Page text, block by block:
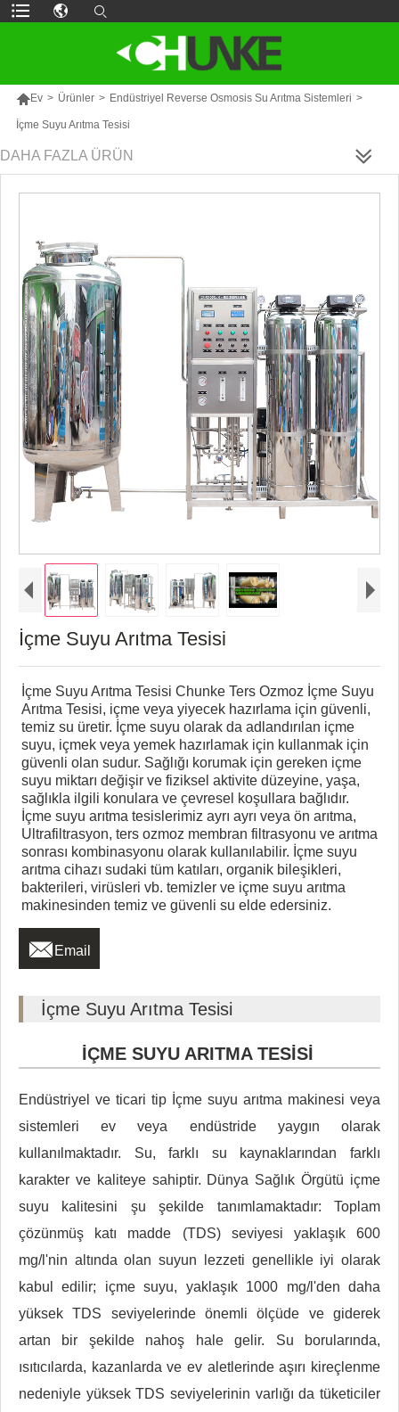
Ev > Ürünler > Endüstriyel Reverse Osmosis Su Arıtma Sistemleri >
İçme Suyu Arıtma Tesisi
DAHA FAZLA ÜRÜN
İçme Suyu Arıtma Tesisi
İçme Suyu Arıtma Tesisi Chunke Ters Ozmoz İçme Suyu
Arıtma Tesisi, içme veya yiyecek hazırlama için güvenli,
temiz su üretir. İçme suyu olarak da adlandırılan içme
suyu, içmek veya yemek hazırlamak için kullanmak için
güvenli olan sudur. Sağlığı korumak için gereken içme
suyu miktarı değişir ve fiziksel aktivite düzeyine, yaşa,
sağlıkla ilgili konulara ve çevresel koşullara bağlıdır.
İçme suyu arıtma tesislerimiz ayrı ayrı veya ön arıtma,
Ultrafiltrasyon, ters ozmoz membran filtrasyonu ve arıtma
sonrası kombinasyonu olarak kullanılabilir. İçme suyu
arıtma cihazı sudaki tüm katıları, organik bileşikleri,
bakterileri, virüsleri vb. temizler ve içme suyu arıtma
makinesinden temiz ve güvenli su elde edersiniz.
 Email
İçme Suyu Arıtma Tesisi
İÇME SUYU ARITMA TESİSİ
Endüstriyel ve ticari tip İçme suyu arıtma makinesi veya
sistemleri ev veya endüstride yaygın olarak
kullanılmaktadır. Su, farklı su kaynaklarından farklı
karakter ve kaliteye sahiptir. Dünya Sağlık Örgütü içme
suyu kalitesini şu şekilde tanımlamaktadır: Toplam
çözünmüş katı madde (TDS) seviyesi yaklaşık 600
mg/l'nin altında olan suyun lezzeti genellikle iyi olarak
kabul edilir; içme suyu, yaklaşık 1000 mg/l'den daha
yüksek TDS seviyelerinde önemli ölçüde ve giderek
artan bir şekilde nahoş hale gelir. Su borularında,
ısıtıcılarda, kazanlarda ve ev aletlerinde aşırı kireçlenme
nedeniyle yüksek TDS seviyelerinin varlığı da tüketiciler